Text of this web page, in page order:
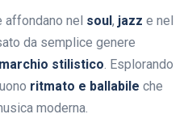
affondano nel soul, jazz e nel
da semplice genere
marchio stilistico. Esplorando
ritmato e ballabile che
moderna.